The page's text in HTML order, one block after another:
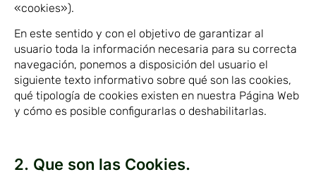
«cookies»).
En este sentido y con el objetivo de garantizar al
usuario toda la información necesaria para su correcta
navegación, ponemos a disposición del usuario el
siguiente texto informativo sobre qué son las cookies,
qué tipología de cookies existen en nuestra Página Web
y cómo es posible configurarlas o deshabilitarlas.
2. Que son las Cookies.